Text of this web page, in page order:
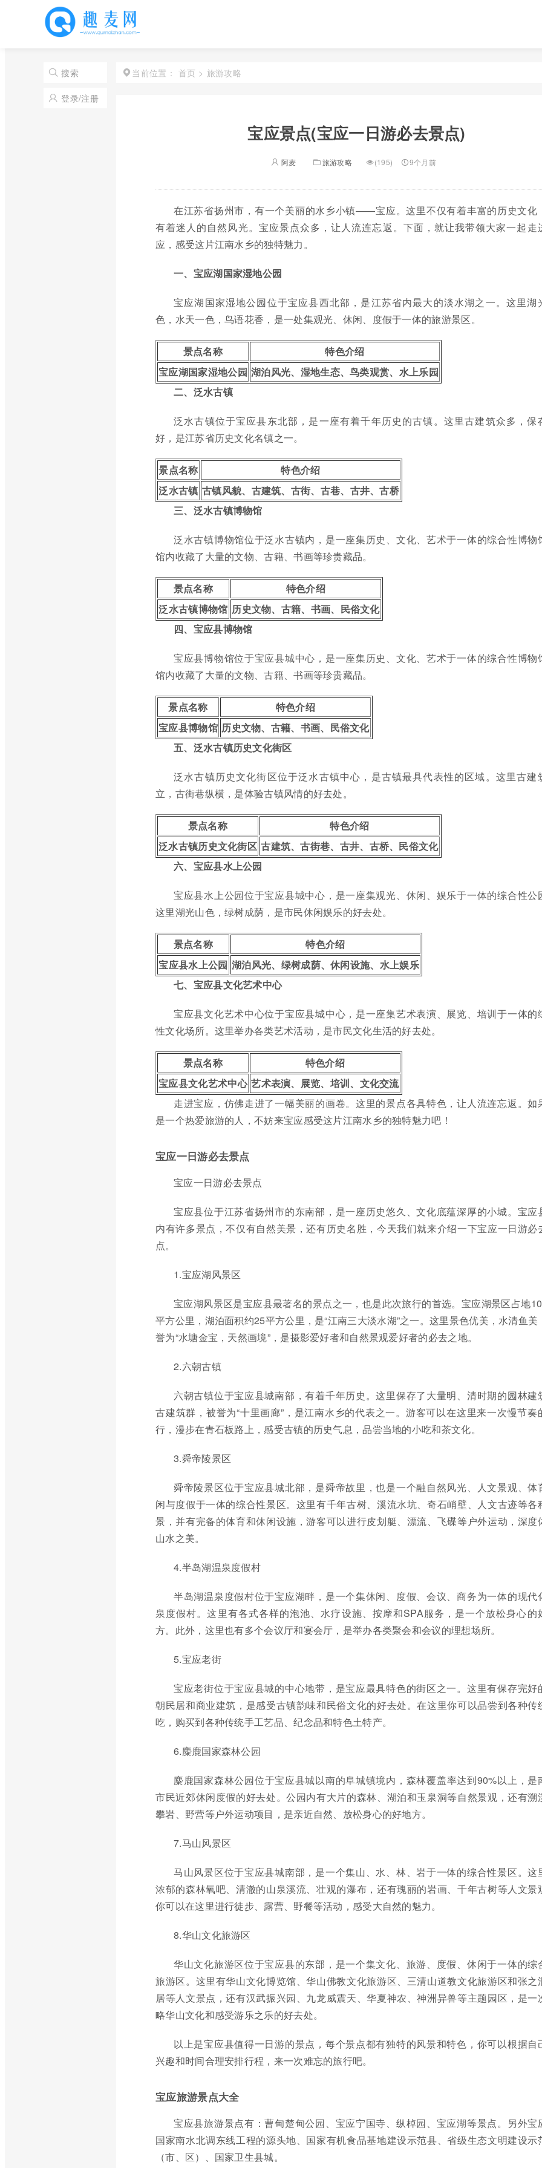
搜索
登录/注册
当前位置： 首页 > 旅游攻略
宝应景点(宝应一日游必去景点)
阿麦 旅游攻略 (195) 9个月前
在江苏省扬州市，有一个美丽的水乡小镇——宝应。这里不仅有着丰富的历史文化
有着迷人的自然风光。宝应景点众多，让人流连忘返。下面，就让我带领大家一起走
应，感受这片江南水乡的独特魅力。
一、宝应湖国家湿地公园
宝应湖国家湿地公园位于宝应县西北部，是江苏省内最大的淡水湖之一。这里湖
色，水天一色，鸟语花香，是一处集观光、休闲、度假于一体的旅游景区。
景点名称
特色介绍
宝应湖国家湿地公园 湖泊风光、湿地生态、鸟类观赏、水上乐园
二、泛水古镇
泛水古镇位于宝应县东北部，是一座有着千年历史的古镇。这里古建筑众多，保
好，是江苏省历史文化名镇之一。
景点名称
特色介绍
泛水古镇 古镇风貌、古建筑、古街、古巷、古井、古桥
三、泛水古镇博物馆
泛水古镇博物馆位于泛水古镇内，是一座集历史、文化、艺术于一体的综合性博物
馆内收藏了大量的文物、古籍、书画等珍贵藏品。
景点名称
特色介绍
泛水古镇博物馆 历史文物、古籍、书画、民俗文化
四、宝应县博物馆
宝应县博物馆位于宝应县城中心，是一座集历史、文化、艺术于一体的综合性博物
馆内收藏了大量的文物、古籍、书画等珍贵藏品。
景点名称
特色介绍
宝应县博物馆 历史文物、古籍、书画、民俗文化
五、泛水古镇历史文化街区
泛水古镇历史文化街区位于泛水古镇中心，是古镇最具代表性的区域。这里古建
立，古街巷纵横，是体验古镇风情的好去处。
景点名称
特色介绍
泛水古镇历史文化街区 古建筑、古街巷、古井、古桥、民俗文化
六、宝应县水上公园
宝应县水上公园位于宝应县城中心，是一座集观光、休闲、娱乐于一体的综合性公
这里湖光山色，绿树成荫，是市民休闲娱乐的好去处。
景点名称
特色介绍
宝应县水上公园 湖泊风光、绿树成荫、休闲设施、水上娱乐
七、宝应县文化艺术中心
宝应县文化艺术中心位于宝应县城中心，是一座集艺术表演、展览、培训于一体的
性文化场所。这里举办各类艺术活动，是市民文化生活的好去处。
景点名称
特色介绍
宝应县文化艺术中心 艺术表演、展览、培训、文化交流
走进宝应，仿佛走进了一幅美丽的画卷。这里的景点各具特色，让人流连忘返。如
是一个热爱旅游的人，不妨来宝应感受这片江南水乡的独特魅力吧！
宝应一日游必去景点
宝应一日游必去景点
宝应县位于江苏省扬州市的东南部，是一座历史悠久、文化底蕴深厚的小城。宝应
内有许多景点，不仅有自然美景，还有历史名胜，今天我们就来介绍一下宝应一日游必
点。
1.宝应湖风景区
宝应湖风景区是宝应县最著名的景点之一，也是此次旅行的首选。宝应湖景区占地
平方公里，湖泊面积约25平方公里，是“江南三大淡水湖”之一。这里景色优美，水清鱼美
誉为“水塘金宝，天然画境”，是摄影爱好者和自然景观爱好者的必去之地。
2.六朝古镇
六朝古镇位于宝应县城南部，有着千年历史。这里保存了大量明、清时期的园林建
古建筑群，被誉为“十里画廊”，是江南水乡的代表之一。游客可以在这里来一次慢节奏
行，漫步在青石板路上，感受古镇的历史气息，品尝当地的小吃和茶文化。
3.舜帝陵景区
舜帝陵景区位于宝应县城北部，是舜帝故里，也是一个融自然风光、人文景观、体
闲与度假于一体的综合性景区。这里有千年古树、溪流水坑、奇石峭壁、人文古迹等各
景，并有完备的体育和休闲设施，游客可以进行皮划艇、漂流、飞碟等户外运动，深度
山水之美。
4.半岛湖温泉度假村
半岛湖温泉度假村位于宝应湖畔，是一个集休闲、度假、会议、商务为一体的现代
泉度假村。这里有各式各样的泡池、水疗设施、按摩和SPA服务，是一个放松身心的
方。此外，这里也有多个会议厅和宴会厅，是举办各类聚会和会议的理想场所。
5.宝应老街
宝应老街位于宝应县城的中心地带，是宝应最具特色的街区之一。这里有保存完好
朝民居和商业建筑，是感受古镇韵味和民俗文化的好去处。在这里你可以品尝到各种传
吃，购买到各种传统手工艺品、纪念品和特色土特产。
6.麋鹿国家森林公园
麋鹿国家森林公园位于宝应县城以南的阜城镇境内，森林覆盖率达到90%以上，是
市民近郊休闲度假的好去处。公园内有大片的森林、湖泊和玉泉洞等自然景观，还有溯
攀岩、野营等户外运动项目，是亲近自然、放松身心的好地方。
7.马山风景区
马山风景区位于宝应县城南部，是一个集山、水、林、岩于一体的综合性景区。这
浓郁的森林氧吧、清澈的山泉溪流、壮观的瀑布，还有瑰丽的岩画、千年古树等人文景
你可以在这里进行徒步、露营、野餐等活动，感受大自然的魅力。
8.华山文化旅游区
华山文化旅游区位于宝应县的东部，是一个集文化、旅游、度假、休闲于一体的综
旅游区。这里有华山文化博览馆、华山佛教文化旅游区、三清山道教文化旅游区和张之
居等人文景点，还有汉武振兴园、九龙威震天、华夏神农、神洲异兽等主题园区，是一
略华山文化和感受游乐之乐的好去处。
以上是宝应县值得一日游的景点，每个景点都有独特的风景和特色，你可以根据自
兴趣和时间合理安排行程，来一次难忘的旅行吧。
宝应旅游景点大全
宝应县旅游景点有：曹甸楚甸公园、宝应宁国寺、纵棹园、宝应湖等景点。另外宝
国家南水北调东线工程的源头地、国家有机食品基地建设示范县、省级生态文明建设示
（市、区）、国家卫生县城。